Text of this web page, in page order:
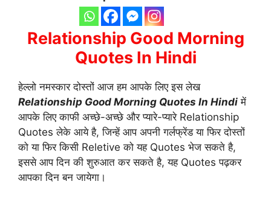
Relationship Good Morning
Quotes In Hindi
हेल्लो नमस्कार दोस्तों आज हम आपके लिए इस लेख
Relationship Good Morning Quotes In Hindi में
आपके लिए काफी अच्छे-अच्छे और प्यारे-प्यारे Relationship
Quotes लेके आये है, जिन्हें आप अपनी गर्लफ्रेंड या फिर दोस्तों
को या फिर किसी Reletive को यह Quotes भेज सकते है,
इससे आप दिन की शुरुआत कर सकते है, यह Quotes पढ़कर
आपका दिन बन जायेगा।